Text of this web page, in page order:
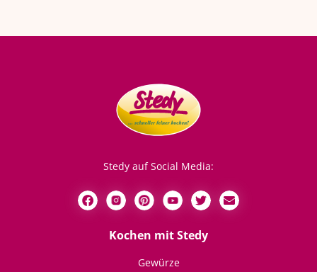
Stedy auf Social Media:
Kochen mit Stedy
Gewürze